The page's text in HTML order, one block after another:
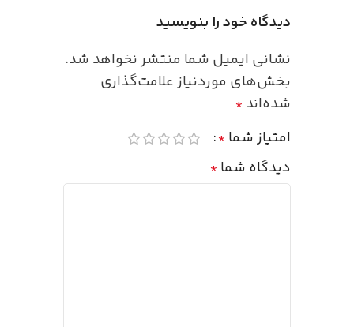
دیدگاه خود را بنویسید
نشانی ایمیل شما منتشر نخواهد شد.
بخش‌های موردنیاز علامت‌گذاری
شده‌اند *
امتیاز شما *
دیدگاه شما *